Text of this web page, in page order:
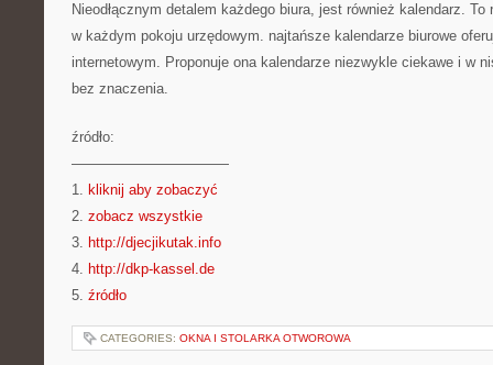
Nieodłącznym detalem każdego biura, jest również kalendarz.
w każdym pokoju urzędowym. najtańsze kalendarze biurowe
internetowym. Proponuje ona kalendarze niezwykle ciekawe i w
bez znaczenia.
źródło:
———————————
1. kliknij aby zobaczyć
2. zobacz wszystkie
3. http://djecjikutak.info
4. http://dkp-kassel.de
5. źródło
CATEGORIES: OKNA I STOLARKA OTWOROWA